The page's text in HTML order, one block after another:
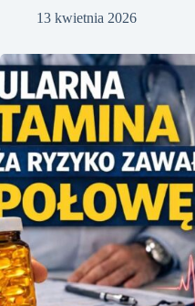
13 kwietnia 2026